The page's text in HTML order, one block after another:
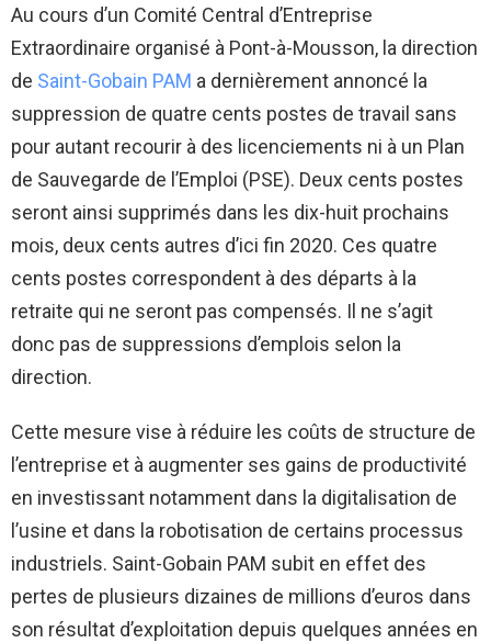
Au cours d’un Comité Central d’Entreprise
Extraordinaire organisé à Pont-à-Mousson, la direction
de Saint-Gobain PAM a dernièrement annoncé la
suppression de quatre cents postes de travail sans
pour autant recourir à des licenciements ni à un Plan
de Sauvegarde de l’Emploi (PSE). Deux cents postes
seront ainsi supprimés dans les dix-huit prochains
mois, deux cents autres d’ici fin 2020. Ces quatre
cents postes correspondent à des départs à la
retraite qui ne seront pas compensés. Il ne s’agit
donc pas de suppressions d’emplois selon la
direction.
Cette mesure vise à réduire les coûts de structure de
l’entreprise et à augmenter ses gains de productivité
en investissant notamment dans la digitalisation de
l’usine et dans la robotisation de certains processus
industriels. Saint-Gobain PAM subit en effet des
pertes de plusieurs dizaines de millions d’euros dans
son résultat d’exploitation depuis quelques années en